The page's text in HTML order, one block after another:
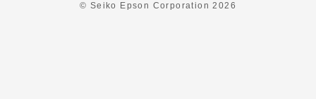
© Seiko Epson Corporation2026